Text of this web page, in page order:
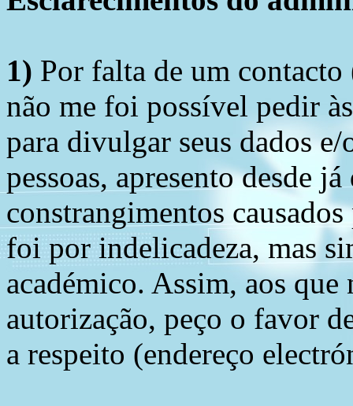
1) Por falta de um
não me foi possível pedir
para divulgar seus dados
pessoas, apresento desde
constrangimentos
foi por indelicadeza, mas
académico. Assim, aos
autorização, peço o favor
a respeito (endereço